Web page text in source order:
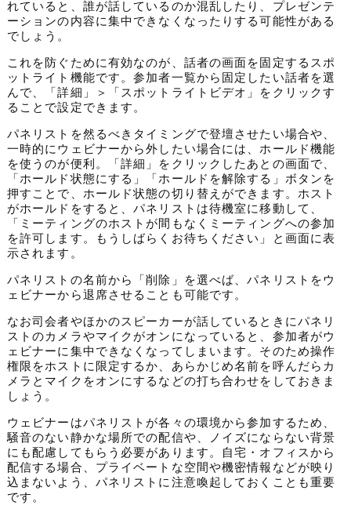
れていると、誰が話しているのか混乱したり、プレゼンテ
ーションの内容に集中できなくなったりする可能性がある
でしょう。
これを防ぐために有効なのが、話者の画面を固定するスポ
ットライト機能です。参加者一覧から固定したい話者を選
んで、「詳細」＞「スポットライトビデオ」をクリックす
ることで設定できます。
パネリストを然るべきタイミングで登壇させたい場合や、
一時的にウェビナーから外したい場合には、ホールド機能
を使うのが便利。「詳細」をクリックしたあとの画面で、
「ホールド状態にする」「ホールドを解除する」ボタンを
押すことで、ホールド状態の切り替えができます。 ホスト
がホールドをすると、パネリストは待機室に移動して、
「ミーティングのホストが間もなくミーティングへの参加
を許可します。もうしばらくお待ちください」と画面に表
示されます。
パネリストの名前から「削除」を選べば、パネリストをウ
ェビナーから退席させることも可能です。
なお司会者やほかのスピーカーが話しているときにパネリ
ストのカメラやマイクがオンになっていると、参加者がウ
ェビナーに集中できなくなってしまいます。そのため操作
権限をホストに限定するか、あらかじめ名前を呼んだらカ
メラとマイクをオンにするなどの打ち合わせをしておきま
しょう。
ウェビナーはパネリストが各々の環境から参加するため、
騒音のない静かな場所での配信や、ノイズにならない背景
にも配慮してもらう必要があります。自宅・オフィスから
配信する場合、プライベートな空間や機密情報などが映り
込まないよう、パネリストに注意喚起しておくことも重要
です。